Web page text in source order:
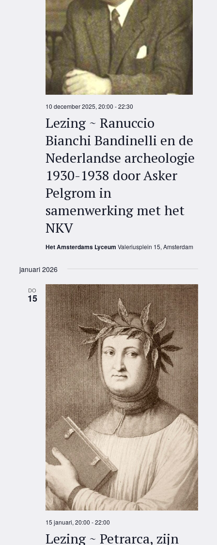
10 december 2025, 20:00 -22:30
Lezing ~ Ranuccio
Bianchi Bandinelli en de
Nederlandse archeologie
1930-1938 door Asker
Pelgrom in
samenwerking met het
NKV
Het Amsterdams Lyceum Valeriusplein 15, Amsterdam
januari 2026
DO
15
15 januari, 20:00 -22:00
Lezing ~ Petrarca, zijn